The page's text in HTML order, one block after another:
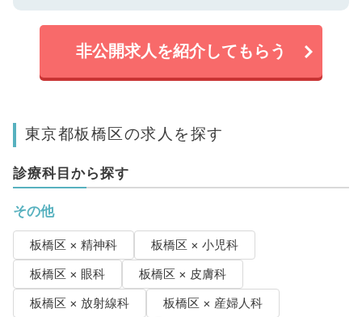
非公開求人を紹介してもらう
東京都板橋区の求人を探す
診療科目から探す
その他
板橋区 × 精神科
板橋区 × 小児科
板橋区 × 眼科
板橋区 × 皮膚科
板橋区 × 放射線科
板橋区 × 産婦人科